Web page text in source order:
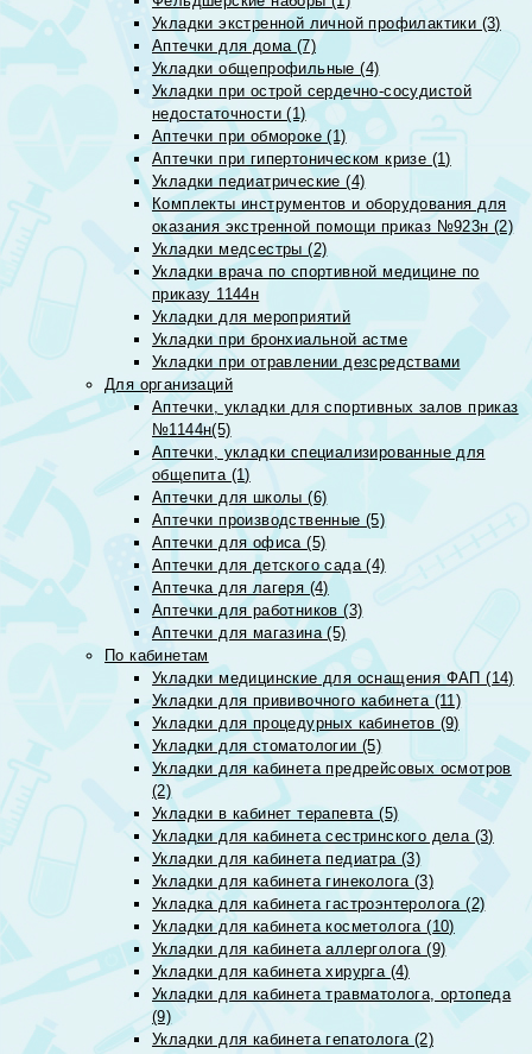
Укладки экстренной личной профилактики (3)
Аптечки для дома (7)
Укладки общепрофильные (4)
Укладки при острой сердечно-сосудистой
недостаточности (1)
Аптечки при обмороке (1)
Аптечки при гипертоническом кризе (1)
Укладки педиатрические (4)
Комплекты инструментов и оборудования для
оказания экстренной помощи приказ №923н (2)
Укладки медсестры (2)
Укладки врача по спортивной медицине по
приказу 1144н
Укладки для мероприятий
Укладки при бронхиальной астме
Укладки при отравлении дезсредствами
Для организаций
Аптечки, укладки для спортивных залов приказ
№1144н(5)
Аптечки, укладки специализированные для
общепита (1)
Аптечки для школы (6)
Аптечки производственные (5)
Аптечки для офиса (5)
Аптечки для детского сада (4)
Аптечка для лагеря (4)
Аптечки для работников (3)
Аптечки для магазина (5)
По кабинетам
Укладки медицинские для оснащения ФАП (14)
Укладки для прививочного кабинета (11)
Укладки для процедурных кабинетов (9)
Укладки для стоматологии (5)
Укладки для кабинета предрейсовых осмотров
(2)
Укладки в кабинет терапевта (5)
Укладки для кабинета сестринского дела (3)
Укладки для кабинета педиатра (3)
Укладки для кабинета гинеколога (3)
Укладка для кабинета гастроэнтеролога (2)
Укладки для кабинета косметолога (10)
Укладки для кабинета аллерголога (9)
Укладки для кабинета хирурга (4)
Укладки для кабинета травматолога, ортопеда
(9)
Укладки для кабинета гепатолога (2)